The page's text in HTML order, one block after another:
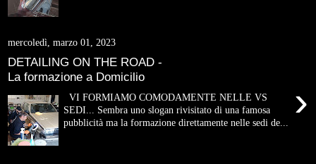
mercoledì, marzo 01, 2023
DETAILING ON THE ROAD -
La formazione a Domicilio
›
VI FORMIAMO COMODAMENTE NELLE VS
SEDI... Sembra uno slogan rivisitato di una famosa
pubblicità ma la formazione direttamente nelle sedi de...